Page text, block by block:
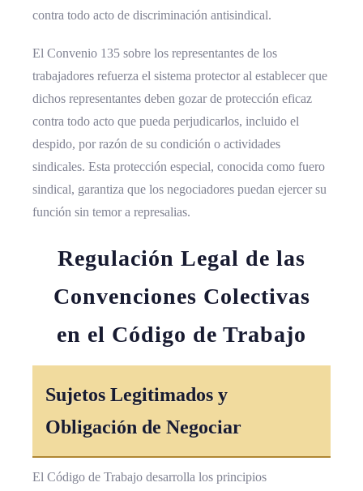
contra todo acto de discriminación antisindical.
El Convenio 135 sobre los representantes de los
trabajadores refuerza el sistema protector al establecer que
dichos representantes deben gozar de protección eficaz
contra todo acto que pueda perjudicarlos, incluido el
despido, por razón de su condición o actividades
sindicales. Esta protección especial, conocida como fuero
sindical, garantiza que los negociadores puedan ejercer su
función sin temor a represalias.
Regulación Legal de las
Convenciones Colectivas
en el Código de Trabajo
Sujetos Legitimados y
Obligación de Negociar
El Código de Trabajo desarrolla los principios